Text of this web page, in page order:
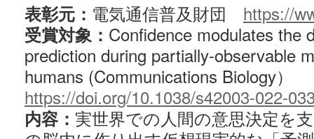
表彰元： 電気通信普及財団 https://
受賞対象： Confidence modulates the
prediction during partially-observable
humans (Communications Biology）
https://doi.org/10.1038/s42003-022-
内容： 実世界での人間の意思決定を